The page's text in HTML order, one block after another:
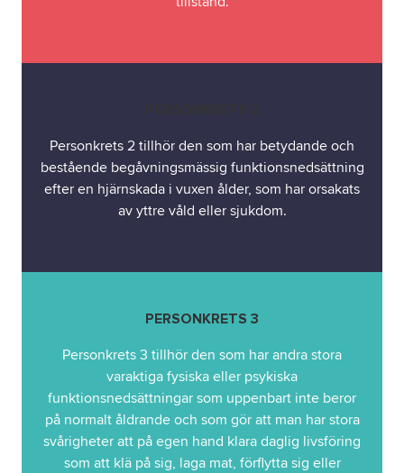
Personkrets 2 tillhör den som har betydande och
bestående begåvningsmässig funktionsnedsättning
efter en hjärnskada i vuxen ålder, som har orsakats
av yttre våld eller sjukdom.
PERSONKRETS 3
Personkrets 3 tillhör den som har andra stora
varaktiga fysiska eller psykiska
funktionsnedsättningar som uppenbart inte beror
på normalt åldrande och som gör att man har stora
svårigheter att på egen hand klara daglig livsföring
som att klä på sig, laga mat, förflytta sig eller